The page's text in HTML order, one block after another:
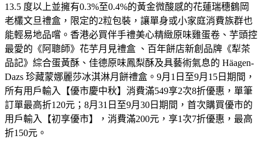
13.5 度以上並擁有0.3%至0.4%的黃金微酸感的花蓮瑞穗鶴岡
老欉文旦禮盒，限定的2粒包裝，讓單身或小家庭消費族群也
能輕易地品嚐。香港必買伴手禮美心精緻原味雞蛋卷、芋頭控
最愛的《阿聰師》花芋月見禮盒 、百年餅店新創品牌《犁茶
品記》綜合蛋黃酥、佳德原味鳳梨酥及具藝術氣息的 Häagen-
Dazs 珍藏蒙娜麗莎冰淇淋月餅禮盒。9月1日至9月15日期間，
所有用戶輸入【優市慶中秋】消費滿549享2次8折優惠，單筆
訂單最高折120元；8月31日至9月30日期間，首次購買優市的
用戶輸入【初享優市】，消費滿200元，享1次7折優惠，最高
折150元。